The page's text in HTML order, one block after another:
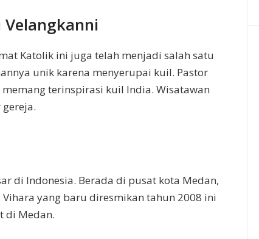
Velangkanni
Katolik ini juga telah menjadi salah satu
unik karena menyerupai kuil. Pastor
terinspirasi kuil India. Wisatawan
di Indonesia. Berada di pusat kota Medan,
yang baru diresmikan tahun 2008 ini
di Medan.